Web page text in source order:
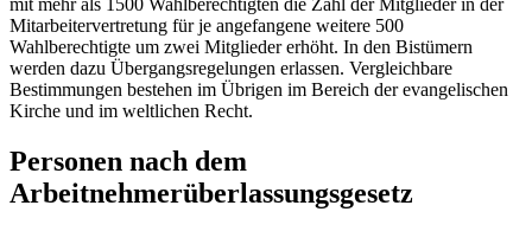
Mitarbeitervertretung für je angefangene weitere 500
Wahlberechtigte um zwei Mitglieder erhöht. In den Bistümern
werden dazu Übergangsregelungen erlassen. Vergleichbare
Bestimmungen bestehen im Übrigen im Bereich der evangelischen
Kirche und im weltlichen Recht.
Personen nach dem
Arbeitnehmerüberlassungsgesetz